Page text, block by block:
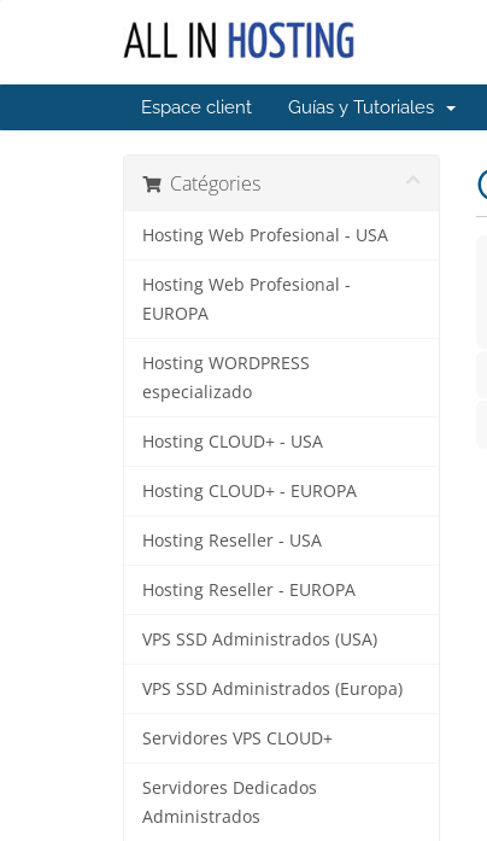
Espace client Guías y Tutoriales
Catégories
Hosting Web Profesional - USA
Hosting Web Profesional -
EUROPA
Hosting WORDPRESS
especializado
Hosting CLOUD+ - USA
Hosting CLOUD+ - EUROPA
Hosting Reseller - USA
Hosting Reseller - EUROPA
VPS SSD Administrados (USA)
VPS SSD Administrados (Europa)
Servidores VPS CLOUD+
Servidores Dedicados
Administrados